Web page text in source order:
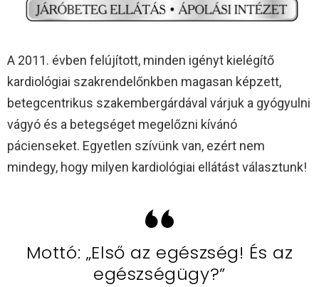
A 2011. évben felújított, minden igényt kielégítő
kardiológiai szakrendelőnkben magasan képzett,
betegcentrikus szakembergárdával várjuk a gyógyulni
vágyó és a betegséget megelőzni kívánó
pácienseket. Egyetlen szívünk van, ezért nem
mindegy, hogy milyen kardiológiai ellátást választunk!
Mottó: „Első az egészség! És az
egészségügy?”